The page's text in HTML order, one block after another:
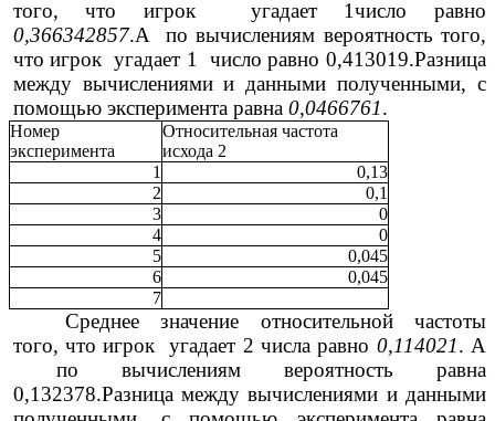
того, что игрок угадает 1число равно
0,366342857.А по вычислениям вероятность того,
что игрок угадает 1 число равно 0,413019.Разница
между вычислениями и данными полученными, с
помощью эксперимента равна 0,0466761.
Номер
эксперимента
Относительная частота
исхода 2
1
0,13
2
0,1
3
0
4
0
5
0,045
6
0,045
7
Среднее значение относительной частоты
того, что игрок угадает 2 числа равно 0,114021. А
по вычислениям вероятность равна
0,132378.Разница между вычислениями и данными